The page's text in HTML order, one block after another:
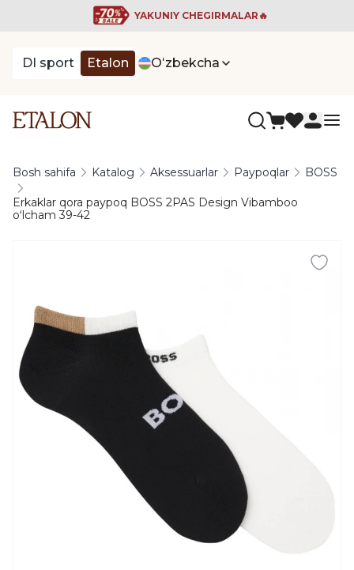
YAKUNIY CHEGIRMALAR🔥
DI sport Etalon Oʻzbekcha
Bosh sahifa Katalog Aksessuarlar Paypoqlar BOSS
Erkaklar qora paypoq BOSS 2PAS Design Vibamboo
oʻlcham 39-42